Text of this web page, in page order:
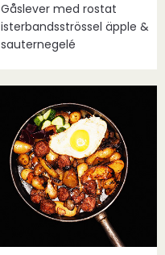
Gåslever med rostat
isterbandsströssel äpple &
sauternegelé